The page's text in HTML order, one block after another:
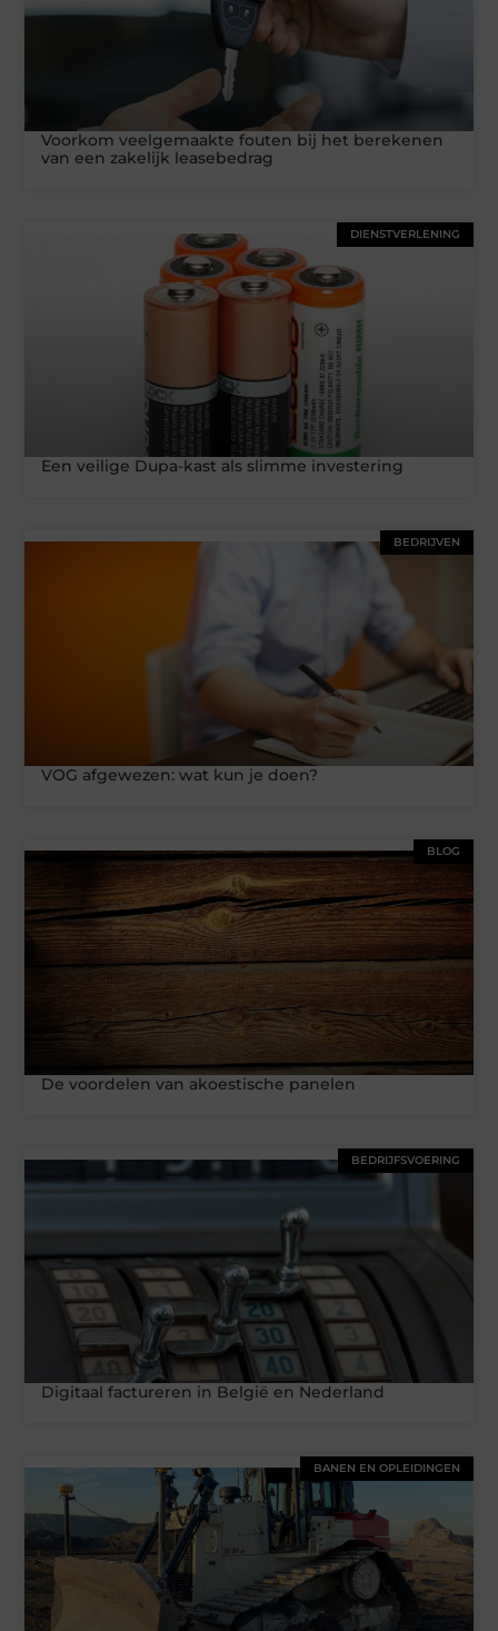
Voorkom veelgemaakte fouten bij het berekenen
van een zakelijk leasebedrag
DIENSTVERLENING
Een veilige Dupa-kast als slimme investering
BEDRIJVEN
VOG afgewezen: wat kun je doen?
BLOG
De voordelen van akoestische panelen
BEDRIJFSVOERING
Digitaal factureren in België en Nederland
BANEN EN OPLEIDINGEN